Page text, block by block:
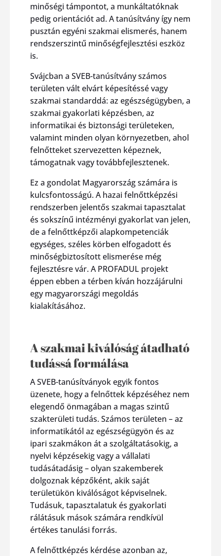
minőségi támpontot, a munkáltatóknak
pedig orientációt ad. A tanúsítvány így nem
pusztán egyéni szakmai elismerés, hanem
rendszerszintű minőségfejlesztési eszköz
is.
Svájcban a SVEB-tanúsítvány számos
területen vált elvárt képesítéssé vagy
szakmai standarddá: az egészségügyben, a
szakmai gyakorlati képzésben, az
informatikai és biztonsági területeken,
valamint minden olyan környezetben, ahol
felnőtteket szervezetten képeznek,
támogatnak vagy továbbfejlesztenek.
Ez a gondolat Magyarország számára is
kulcsfontosságú. A hazai felnőttképzési
rendszerben jelentős szakmai tapasztalat
és sokszínű intézményi gyakorlat van jelen,
de a felnőttképzői alapkompetenciák
egységes, széles körben elfogadott és
minőségbiztosított elismerése még
fejlesztésre vár. A PROFADUL projekt
éppen ebben a térben kíván hozzájárulni
egy magyarországi megoldás
kialakításához.
A szakmai kiválóság átadható
tudássá formálása
A SVEB-tanúsítványok egyik fontos
üzenete, hogy a felnőttek képzéséhez nem
elegendő önmagában a magas szintű
szakterületi tudás. Számos területen – az
informatikától az egészségügyön és az
ipari szakmákon át a szolgáltatásokig, a
nyelvi képzésekig vagy a vállalati
tudásátadásig – olyan szakemberek
dolgoznak képzőként, akik saját
területükön kiválóságot képviselnek.
Tudásuk, tapasztalatuk és gyakorlati
rálátásuk mások számára rendkívül
értékes tanulási forrás.
A felnőttképzés kérdése azonban az,